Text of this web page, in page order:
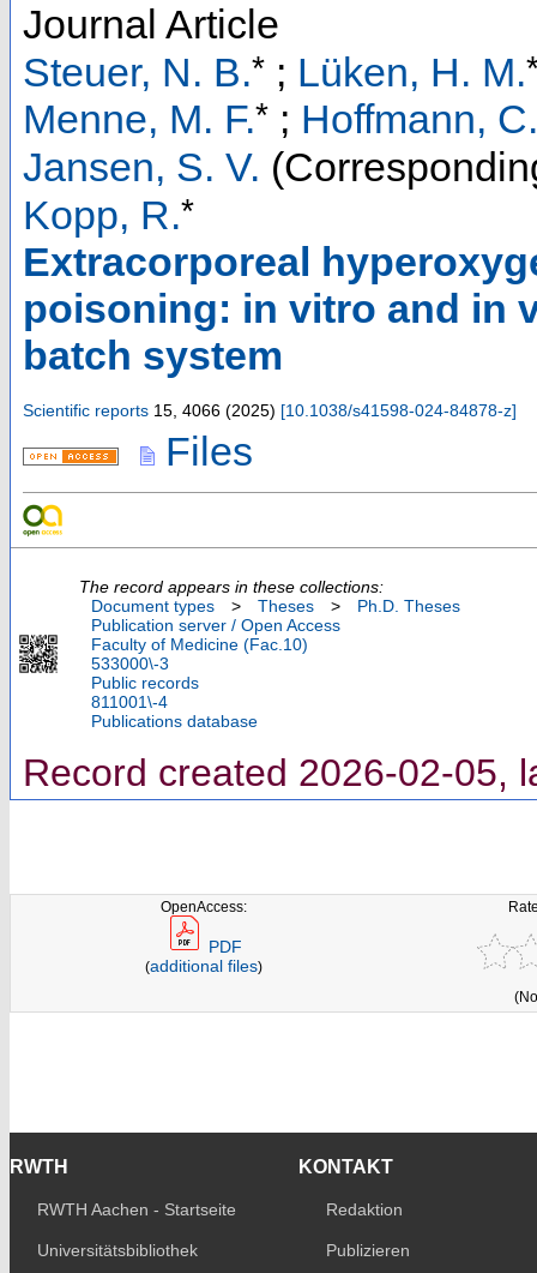
Journal Article
Steuer, N. B.* ; Lüken, H. M.
Menne, M. F.* ; Hoffmann, C.
Jansen, S. V.
Kopp, R.*
Extracorporeal
poisoning: in vitro and in
batch system
Scientific reports 15 4066 (2025) [10.1038/s41598-024-84878-z]
Files
The record appears in these collections:
Document types
> Theses >
Ph.D. Theses
Publication server / Open Access
Faculty of Medicine (Fac.10)
533000\-3
Public records
811001\-4
Publications database
Record created 2026-02-05,
OpenAccess:
PDF
(additional files)
RWTH
RWTH Aachen - Startseite
Universitätsbibliothek
KONTAKT
Redaktion
Publizieren